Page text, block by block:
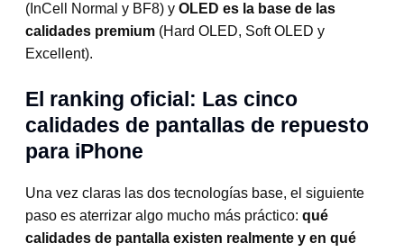
(InCell Normal y BF8) y OLED es la base de las
calidades premium (Hard OLED, Soft OLED y
Excellent).
El ranking oficial: Las cinco
calidades de pantallas de repuesto
para iPhone
Una vez claras las dos tecnologías base, el siguiente
paso es aterrizar algo mucho más práctico: qué
calidades de pantalla existen realmente y en qué